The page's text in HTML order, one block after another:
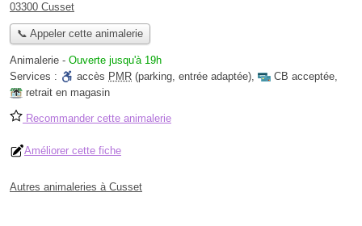
03300 Cusset
📞 Appeler cette animalerie
Animalerie - Ouverte jusqu'à 19h
Services :
accès PMR (parking, entrée adaptée), CB acceptée,
retrait en magasin
Recommander cette animalerie
Améliorer cette fiche
Autres animaleries à Cusset